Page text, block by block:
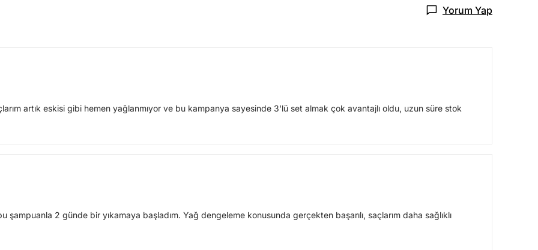
Yorum Yap
artık eskisi gibi hemen yağlanmıyor ve bu kampanya sayesinde 3'lü set almak çok avantajlı oldu, uzun süre stok
2 günde bir yıkamaya başladım. Yağ dengeleme konusunda gerçekten başarılı, saçlarım daha sağlıklı